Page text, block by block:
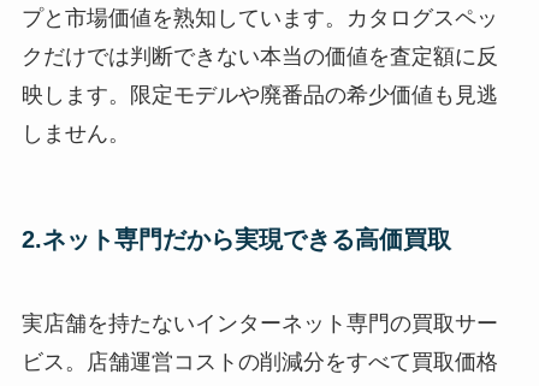
プと市場価値を熟知しています。カタログスペッ
クだけでは判断できない本当の価値を査定額に反
映します。限定モデルや廃番品の希少価値も見逃
しません。
2.ネット専門だから実現できる高価買取
実店舗を持たないインターネット専門の買取サー
ビス。店舗運営コストの削減分をすべて買取価格